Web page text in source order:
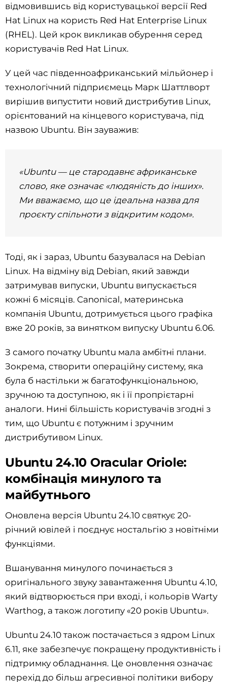
відмовившись від користувацької версії Red
Hat Linux на користь Red Hat Enterprise Linux
(RHEL). Цей крок викликав обурення серед
користувачів Red Hat Linux.
У цей час південноафриканський мільйонер і
технологічний підприємець Марк Шаттлворт
вирішив випустити новий дистрибутив Linux,
орієнтований на кінцевого користувача, під
назвою Ubuntu. Він зауважив:
«Ubuntu — це стародавнє африканське
слово, яке означає «людяність до інших».
Ми вважаємо, що це ідеальна назва для
проєкту спільноти з відкритим кодом».
Тоді, як і зараз, Ubuntu базувалася на Debian
Linux. На відміну від Debian, який завжди
затримував випуски, Ubuntu випускається
кожні 6 місяців. Canonical, материнська
компанія Ubuntu, дотримується цього графіка
вже 20 років, за винятком випуску Ubuntu 6.06.
З самого початку Ubuntu мала амбітні плани.
Зокрема, створити операційну систему, яка
була б настільки ж багатофункціональною,
зручною та доступною, як і її пропрієтарні
аналоги. Нині більшість користувачів згодні з
тим, що Ubuntu є потужним і зручним
дистрибутивом Linux.
Ubuntu 24.10 Oracular Oriole:
комбінація минулого та
майбутнього
Оновлена версія Ubuntu 24.10 святкує 20-
річний ювілей і поєднує ностальгію з новітніми
функціями.
Вшанування минулого починається з
оригінального звуку завантаження Ubuntu 4.10,
який відтворюється при вході, і кольорів Warty
Warthog, а також логотипу «20 років Ubuntu».
Ubuntu 24.10 також постачається з ядром Linux
6.11, яке забезпечує покращену продуктивність і
підтримку обладнання. Це оновлення означає
перехід до більш агресивної політики вибору